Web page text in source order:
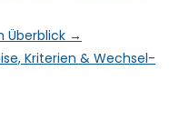
Überblick →
Kriterien & Wechsel-